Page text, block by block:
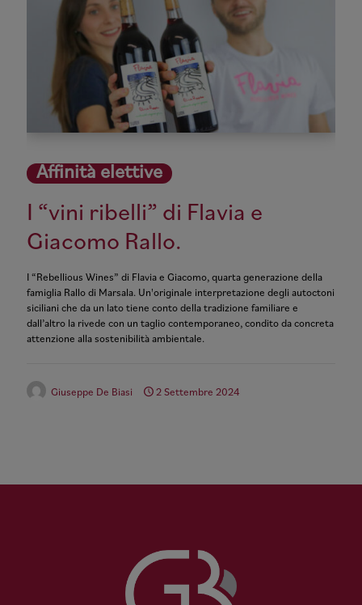
Affinità elettive
I “vini ribelli” di Flavia e
Giacomo Rallo.
I “Rebellious Wines” di Flavia e Giacomo, quarta generazione della
famiglia Rallo di Marsala. Un'originale interpretazione degli autoctoni
siciliani che da un lato tiene conto della tradizione familiare e
dall’altro la rivede con un taglio contemporaneo, condito da concreta
attenzione alla sostenibilità ambientale.
Giuseppe De Biasi 2 Settembre 2024